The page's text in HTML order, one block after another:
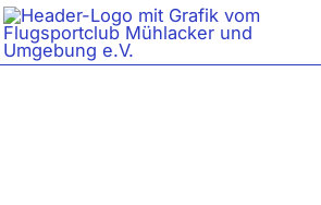
Zum
Inhalt